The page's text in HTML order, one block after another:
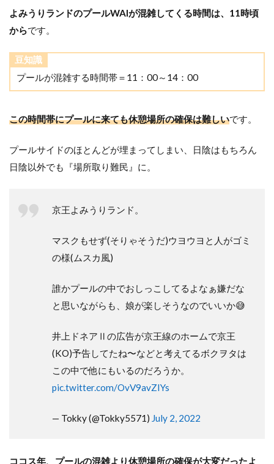
よみうりランドのプールWAIが混雑してくる時間は、11時頃
からです。
豆知識
プールが混雑する時間帯＝11：00～14：00
この時間帯にプールに来ても休憩場所の確保は難しいです。
プールサイドのほとんどが埋まってしまい、日陰はもちろん
日陰以外でも『場所取り難民』に。
京王よみうりランド。
マスクもせず(そりゃそうだ)ウヨウヨと人がゴミ
の様(ムスカ風)
誰かプールの中でおしっこしてるよなぁ嫌だな
と思いながらも、娘が楽しそうなのでいいか😅
井上ドネアⅡの広告が京王線のホームで京王
(KO)予告してたね〜などと考えてるボクヲタは
この中で他にもいるのだろうか。
pic.twitter.com/OvV9avZIYs
— Tokky (@Tokky5571) July 2, 2022
ココス年、プールの混雑より休憩場所の確保が大変だったよ